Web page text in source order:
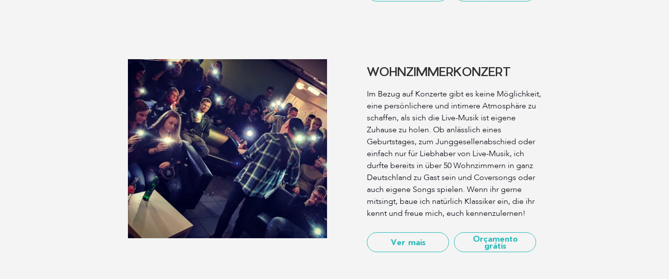
WOHNZIMMERKONZERT
Im Bezug auf Konzerte gibt es keine Möglichkeit,
eine persönlichere und intimere Atmosphäre zu
schaffen, als sich die Live-Musik ist eigene
Zuhause zu holen. Ob anlässlich eines
Geburtstages, zum Junggesellenabschied oder
einfach nur für Liebhaber von Live-Musik, ich
durfte bereits in über 50 Wohnzimmern in ganz
Deutschland zu Gast sein und Coversongs oder
auch eigene Songs spielen. Wenn ihr gerne
mitsingt, baue ich natürlich Klassiker ein, die ihr
kennt und freue mich, euch kennenzulernen!
Ver mais Orçamento
grátis